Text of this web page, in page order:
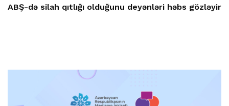
ABŞ-də silah qıtlığı olduğunu deyənləri həbs gözləyir